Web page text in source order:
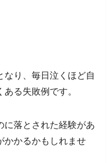
なり、毎日泣くほど自
ある失敗例です。
に落とされた経験があ
かかるかもしれませ